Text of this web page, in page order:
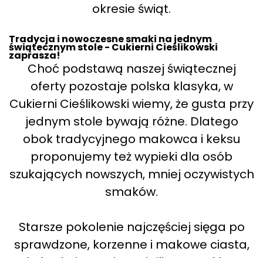
okresie świąt.
Tradycja i nowoczesne smaki na jednym
świątecznym stole - Cukierni Cieślikowski
zaprasza!
Choć podstawą naszej świątecznej
oferty pozostaje polska klasyka, w
Cukierni Cieślikowski wiemy, że gusta przy
jednym stole bywają różne. Dlatego
obok tradycyjnego makowca i keksu
proponujemy też wypieki dla osób
szukających nowszych, mniej oczywistych
smaków.
Starsze pokolenie najczęściej sięga po
sprawdzone, korzenne i makowe ciasta,